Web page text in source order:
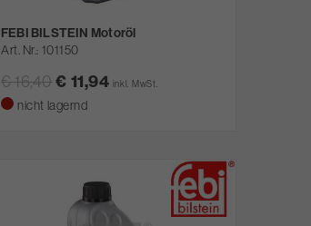
FEBI BILSTEIN Motoröl
Art. Nr. 101150
€ 16,40€ 11,94 inkl. MwSt.
nicht lagernd